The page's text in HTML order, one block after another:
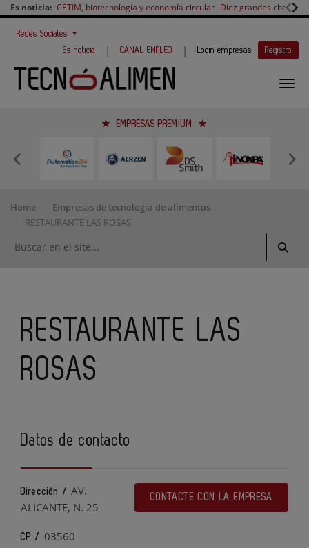
Es noticia: CETIM, biotecnología y economía circular Diez grandes chefs
Redes Sociales
Es noticia
| CANAL EMPLEO | Login empresas Registro
EMPRESAS PREMIUM
Home
Empresas de tecnología de alimentos
RESTAURANTE LAS ROSAS
RESTAURANTE LAS
ROSAS
Datos de contacto
CONTACTE CON LA EMPRESA
Dirección / AV.
ALICANTE, N. 25
CP / 03560